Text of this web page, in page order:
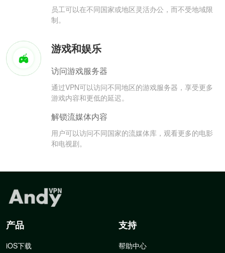
员工可以在不同国家或地区灵活办公，而不受地域限
制。
游戏和娱乐
访问游戏服务器
通过VPN可以访问不同地区的游戏服务器，享受更多
游戏内容和更低的延迟。
解锁流媒体内容
用户可以访问不同国家的流媒体库，观看更多的电影
和电视剧。
产品
iOS下载
支持
帮助中心